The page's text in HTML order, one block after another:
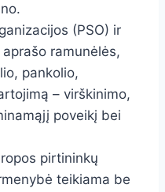
(PSO) ir
ramunėlės,
pankolio,
– virškinimo,
poveikį bei
pirtininkų
teikiama be